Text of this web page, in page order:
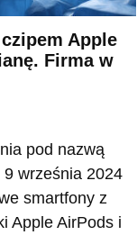
Apple
Firma w
pod nazwą
września 2024
smartfony z
Apple AirPods i